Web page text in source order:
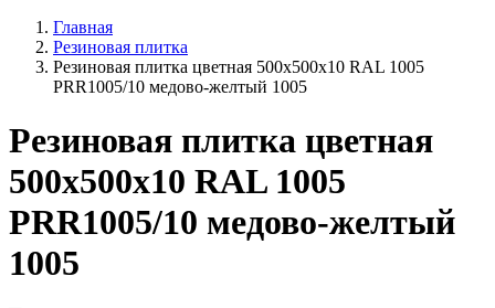
Главная
Резиновая плитка
Резиновая плитка цветная 500х500х10 RAL 1005
PRR1005/10 медово-желтый 1005
Резиновая плитка цветная
500х500х10 RAL 1005
PRR1005/10 медово-желтый
1005